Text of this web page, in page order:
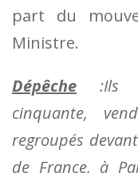
part du
Ministre.
Dépêche :Ils
cinquante,
regroupés
de France, à